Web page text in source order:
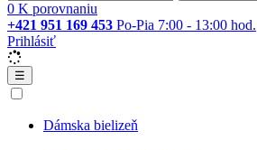
0 K porovnaniu
+421 951 169 453 Po-Pia 7:00 - 13:00 hod.
Prihlásiť
☰
Dámska bielizeň